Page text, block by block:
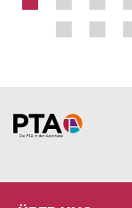
Home